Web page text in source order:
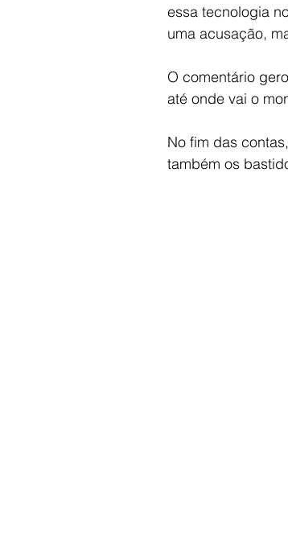
essa tecnologia
uma acusação,
O comentário
até onde vai o
No fim das
também os